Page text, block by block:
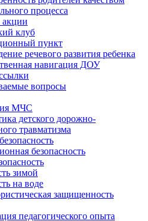
процесса
клуб
пункт
речевого развития ребенка
навигация ДОУ
вопросы
МЧС
детского дорожно-
травматизма
безопасность
зимой
на воде
защищенность
педагогического опыта